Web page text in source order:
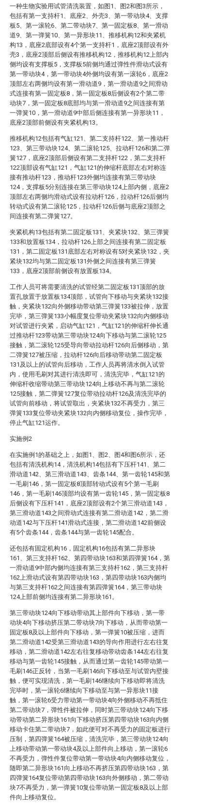
一种生物实验用试管清洗装置，如图1、图2和图3所示，
包括有第一支持杆1、底座2、外壳3、第一带动块4、支撑
板5、第一滚轮6、第二带动块7、第一固定板8、第一滑动
道9、第一弹簧10、第一异形块11、推移机构12和夹紧机
构13，底座2底部设有4个第一支持杆1，底座2顶部设有外
壳3，底座2顶部后侧设有推移机构12，推移机构12上部内
侧均设有支撑板5，支撑板5前侧均通过弹性件滑动式设有
第一带动块4，第一带动块4外侧均设有第一滚轮6，底座2
顶部左右两侧均设有第一滑动道9，第一滑动道9之间滑动
式连接有第一固定板8，第一固定板8后侧设有2个第二带
动块7，第一固定板8底部均与第一滑动道9之间连接有第
一弹簧10，第一滑动道9中部后侧连接有第一异形块11，
底座2顶部前侧设有夹紧机构13。
推移机构12包括有气缸121、第二支持杆122、第一推动杆
123、第三带动块124、第二滚轮125、拉动杆126和第二弹
簧127，底座2顶部后侧设有第二支持杆122，第二支持杆
122顶部设有气缸121，气缸121的伸缩杆底部左右对称连
接有推动杆123，推动杆123外侧均连接有第三带动块
124，支撑板5分别连接在第三带动块124上部内侧，底座2
顶部左右两侧均滑动式设有拉动杆126，拉动杆126后侧均
转动式设有第二滚轮125，拉动杆126后侧与底座2顶部之
间连接有第二弹簧127。
夹紧机构13包括有第二固定板131、夹紧块132、第三弹簧
133和放置板134，拉动杆126上部之间连接有第二固定板
131，第二固定板131底部左右对称设有5对夹紧块132，夹
紧块132均与第二固定板131外侧之间连接有第三弹簧
133，底座2顶部前侧设有放置板134。
工作人员可将需要清洗的试管经第二固定板131顶部的放
置孔放置于放置板134顶部，试管向下移动与夹紧块132接
触，夹紧块132向外侧移动带动第三弹簧133被拉伸，放置
完毕，第三弹簧133小幅度复位带动夹紧块132向内侧移动
对试管进行夹紧，启动气缸121，气缸121的伸缩杆伸长通
过推动杆123带动第三带动块124向下移动与第二滚轮125
接触，第二滚轮125受导向带动拉动杆126向后侧移动，第
二弹簧127被压缩，拉动杆126向后移动带动第二固定板
131及以上的试管向后移动，工作人员再将清水倒入试管
内，使用毛刷对其进行清洗即可，清洗完毕，气缸121的
伸缩杆收缩带动第三带动块124向上移动不再与第二滚轮
125接触，第二弹簧127复位带动拉动杆126及清洗完毕的
试管向前移动，将试管取出，夹紧块132不再受力，第三
弹簧133复位带动夹紧块132向内侧移动复位，操作完毕，
停止气缸121运作。
实施例2
在实施例1的基础之上，如图1、图2、图4和图6所示，还
包括有清洗机构14，清洗机构14包括有下压杆141、第二
滑动道142、第三滑动道143、齿条144、第一齿轮145和第
一毛刷146，第一固定板8顶部转动式设有5个第一毛刷
146，第一毛刷146顶部均设有第一齿轮145，第一固定板8
后侧设有下压杆141，底座2顶部设有2个第三滑动道143，
第三滑动道143之间滑动式连接有第二滑动道142，第二滑
动道142与下压杆141滑动式连接，第二滑动道142前侧设
有5个齿条144，齿条144与第一齿轮145配合。
还包括有固定机构16，固定机构16包括有第二异形块
161、第三支持杆162、第四带动块163和第四弹簧164，第
一滑动道9中部内侧均连接有第三支持杆162，第三支持杆
162上滑动式设有第四带动块163，第四带动块163内侧均
与第三支持杆162之间连接有第四弹簧164，第三带动块
124上部前侧均连接有第二异形块161。
第三带动块124向下移动带动其上部件向下移动，第一带
动块4向下移动挤压第二带动块7向下移动，从而带动第一
固定板8及以上部件向下移动，第一弹簧10被压缩，进而
第二滑动道142受第三滑动道143的导向作用进行左右往复
移动，第二滑动道142左右往复移动带动齿条144左右往复
移动与第一齿轮145接触，从而通过第一齿轮145带动第一
毛刷146正反转，当第一毛刷146向下移动至与试管内壁接
触，便可实现清洗，第一毛刷146继续向下移动即将清洗
完毕时，第一滚轮6继续向下移动至与第一异形块11接
触，第一滚轮6受力带动第一带动块4向外侧移动不再抵住
第二带动块7，弹性件被拉伸，同时第三带动块124向下移
动带动第二异形块161向下移动挤压第四带动块163向内侧
移动卡住第二带动块7，如此便可对不再受力的固定板进行
压制，第四弹簧164被压缩，清洗完毕，第三带动块124向
上移动带动第一带动块4及以上部件向上移动，第一滚轮6
不再受力，弹性件复位带动第一带动块4向内侧移动复位，
随即第二异形块161向上移动不再挤压第四带动块163，第
四弹簧164复位带动第四带动块163向外侧移动，第二带动
块7不再受力，第一弹簧10复位带动第一固定板8及以上部
件向上移动复位。